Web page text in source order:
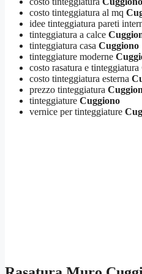
costo tinteggiatura al mq
idee tinteggiatura pareti
tinteggiatura a calce
tinteggiatura casa Cuggiono
tinteggiature moderne
costo rasatura e tinteggiatura
costo tinteggiatura esterna
prezzo tinteggiatura
tinteggiature Cuggiono
vernice per tinteggiature